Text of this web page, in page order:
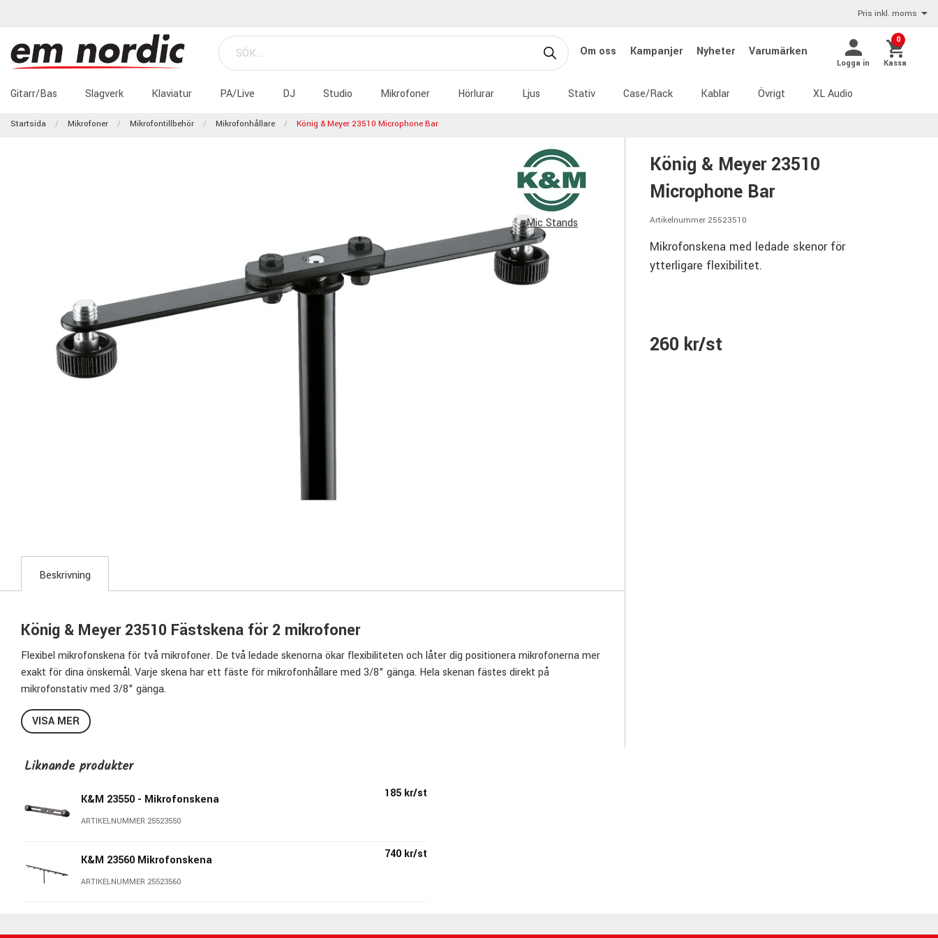
Pris inkl. moms
Om oss Kampanjer Nyheter Varumärken
Logga in
0
Kassa
Gitarr/Bas Slagverk Klaviatur PA/Live DJ Studio Mikrofoner Hörlurar Ljus Stativ Case/Rack Kablar Övrigt XL Audio
Startsida Mikrofoner Mikrofontillbehör Mikrofonhållare König & Meyer 23510 Microphone Bar
Mic Stands
König & Meyer 23510
Microphone Bar
Artikelnummer 25523510
Mikrofonskena med ledade skenor för
ytterligare flexibilitet.
260 kr/st
Beskrivning
König & Meyer 23510 Fästskena för 2 mikrofoner
Flexibel mikrofonskena för två mikrofoner. De två ledade skenorna ökar flexibiliteten och låter dig positionera mikrofonerna mer
exakt för dina önskemål. Varje skena har ett fäste för mikrofonhållare med 3/8" gänga. Hela skenan fästes direkt på
mikrofonstativ med 3/8" gänga.
Tillverkad i stål.
Längd: 217 mm
VISA MER
Liknande produkter
K&M 23550 - Mikrofonskena
ARTIKELNUMMER 25523550
185 kr/st
K&M 23560 Mikrofonskena
ARTIKELNUMMER 25523560
740 kr/st